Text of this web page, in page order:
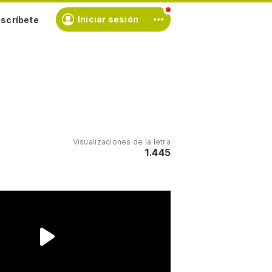
Iniciar sesión
Visualizaciones de la letra
1.445